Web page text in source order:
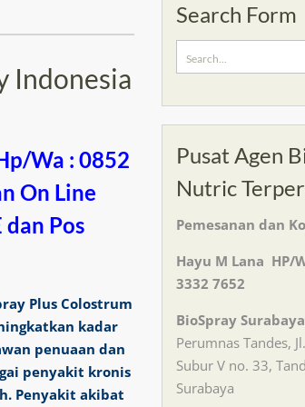
Indonesia
Wa : 0852
On Line
Pos
Plus Colostrum
kadar
penuaan dan
penyakit kronis
Penyakit akibat
Search Form
for:
Pusat Agen
Nutric
Pemesanan dan
Hayu M Lana HP/
3332 7652
BioSpray
Perumnas Tandes,
Subur V no. 33,
Surabaya